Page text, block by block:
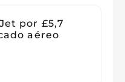
por £5,7
aéreo